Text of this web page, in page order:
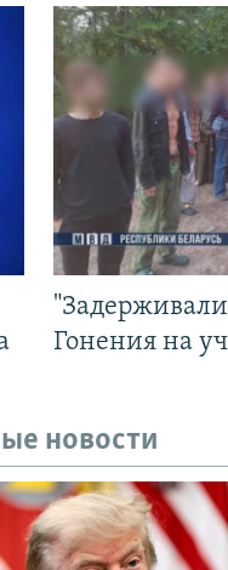
Гонения на
новости